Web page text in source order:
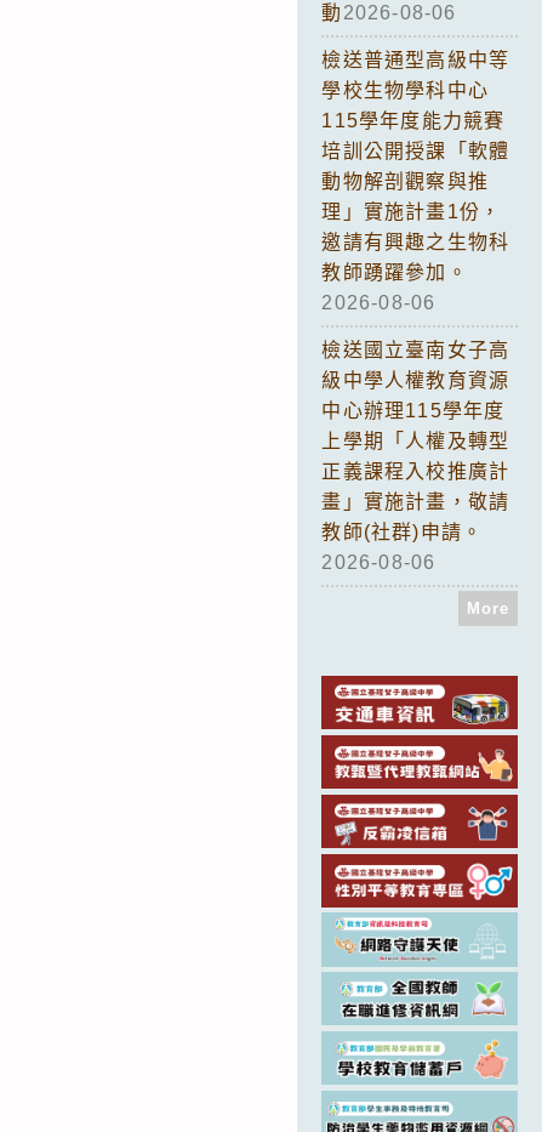
動 2026-08-06
檢送普通型高級中等
學校生物學科中心
115學年度能力競賽
培訓公開授課「軟體
動物解剖觀察與推
理」實施計畫1份，
邀請有興趣之生物科
教師踴躍參加。
2026-08-06
檢送國立臺南女子高
級中學人權教育資源
中心辦理115學年度
上學期「人權及轉型
正義課程入校推廣計
畫」實施計畫，敬請
教師(社群)申請。
2026-08-06
More